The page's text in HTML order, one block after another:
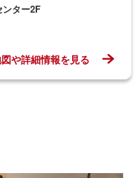
ター2F
や詳細情報を見る